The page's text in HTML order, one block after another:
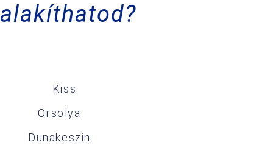
alakíthatod?